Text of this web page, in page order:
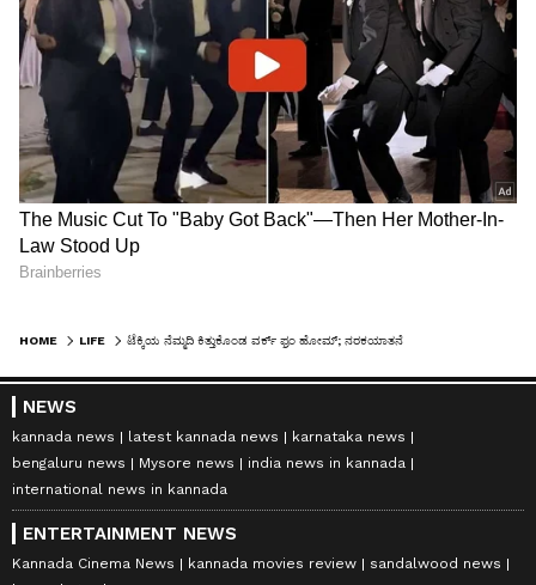
HOME LIFE
NEWS
kannada news latest kannada news
karnataka news
bengaluru news
Mysore news
india news in kannada
international news in kannada
ENTERTAINMENT NEWS
Kannada Cinema News kannada movies review
sandalwood news